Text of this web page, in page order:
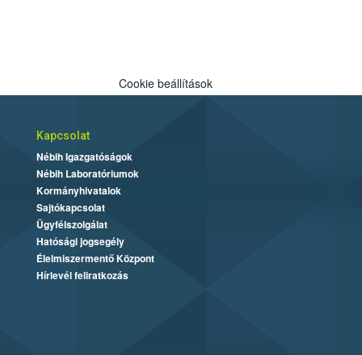
Cookie beállítások
Kapcsolat
Nébih Igazgatóságok
Nébih Laboratóriumok
Kormányhivatalok
Sajtókapcsolat
Ügyfélszolgálat
Hatósági jogsegély
Élelmiszermentő Központ
Hírlevél feliratkozás